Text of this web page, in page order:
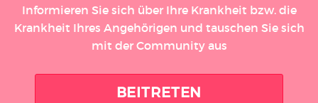
Informieren Sie sich über Ihre Krankheit bzw. die
Krankheit Ihres Angehörigen und tauschen Sie sich
mit der Community aus
BEITRETEN